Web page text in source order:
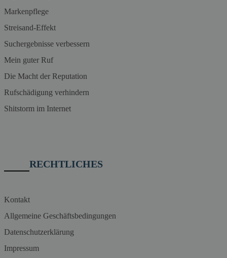
Markenpflege
Streisand-Effekt
Suchergebnisse verbessern
Mein guter Ruf
Die Macht der Reputation
Rufschädigung verhindern
Shitstorm im Internet
RECHTLICHES
Kontakt
Allgemeine Geschäftsbedingungen
Datenschutzerklärung
Impressum